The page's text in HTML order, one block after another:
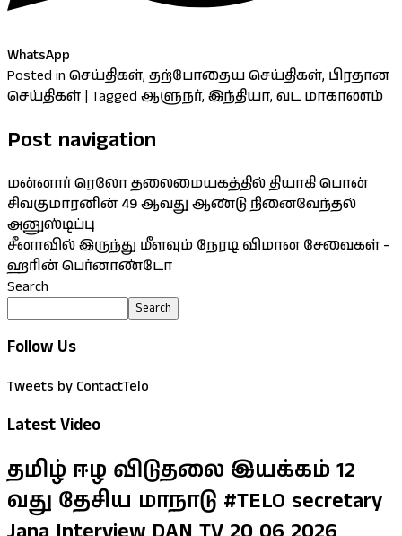
WhatsApp
Posted in செய்திகள், தற்போதைய செய்திகள், பிரதான
செய்திகள் | Tagged ஆளுநர், இந்தியா, வட மாகாணம்
Post navigation
மன்னார் ரெலோ தலைமையகத்தில் தியாகி பொன்
சிவகுமாரனின் 49 ஆவது ஆண்டு நினைவேந்தல்
அனுஸ்டிப்பு
சீனாவில் இருந்து மீளவும் நேரடி விமான சேவைகள் –
ஹரின் பெர்னாண்டோ
Search
Search
Follow Us
Tweets by ContactTelo
Latest Video
தமிழ் ஈழ விடுதலை இயக்கம் 12
வது தேசிய மாநாடு #TELO secretary